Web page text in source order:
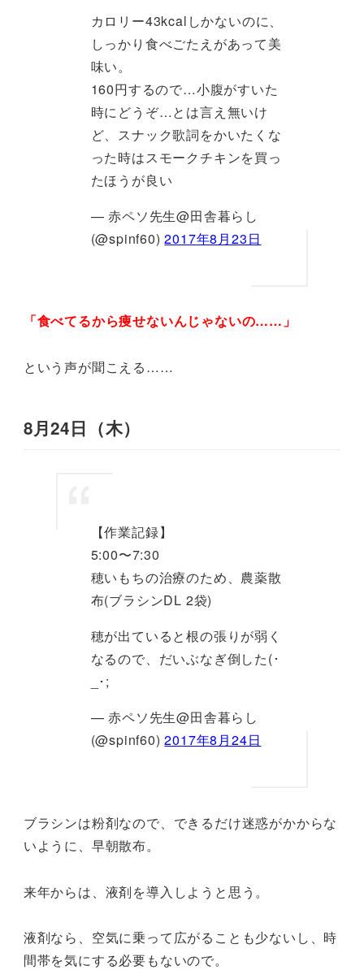
カロリー43kcalしかないのに、
しっかり食べごたえがあって美
味い。
160円するので…小腹がすいた
時にどうぞ…とは言え無いけ
ど、スナック歌詞をかいたくな
った時はスモークチキンを買っ
たほうが良い
— 赤ペソ先生@田舎暮らし
(@spinf60)2017年8月23日
「食べてるから痩せないんじゃないの……」
という声が聞こえる……
8月24日（木）
【作業記録】
5:00〜7:30
穂いもちの治療のため、農薬散
布(ブラシンDL 2袋)
穂が出ていると根の張りが弱く
なるので、だいぶなぎ倒した(･
_･;
— 赤ペソ先生@田舎暮らし
(@spinf60)2017年8月24日
ブラシンは粉剤なので、できるだけ迷惑がかからな
いように、早朝散布。
来年からは、液剤を導入しようと思う。
液剤なら、空気に乗って広がることも少ないし、時
間帯を気にする必要もないので。